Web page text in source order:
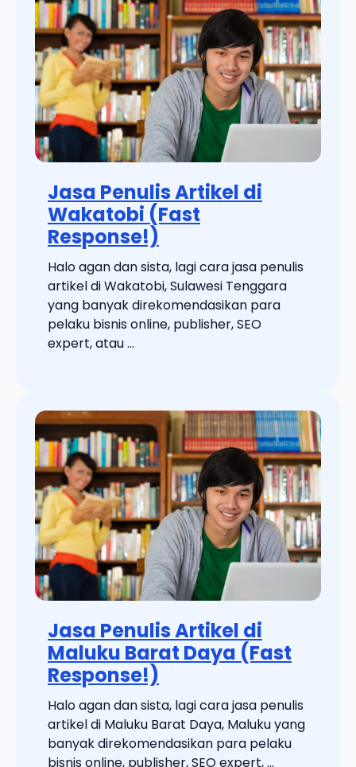
Jasa Penulis Artikel di
Wakatobi (Fast
Response!)
Halo agan dan sista, lagi cara jasa penulis
artikel di Wakatobi, Sulawesi Tenggara
yang banyak direkomendasikan para
pelaku bisnis online, publisher, SEO
expert, atau ...
Jasa Penulis Artikel di
Maluku Barat Daya (Fast
Response!)
Halo agan dan sista, lagi cara jasa penulis
artikel di Maluku Barat Daya, Maluku yang
banyak direkomendasikan para pelaku
bisnis online, publisher, SEO expert, ...